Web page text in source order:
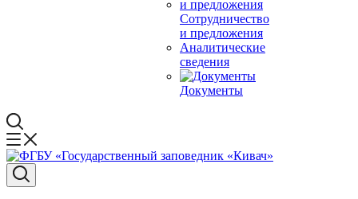
Сотрудничество
и предложения
Аналитические
сведения
Документы